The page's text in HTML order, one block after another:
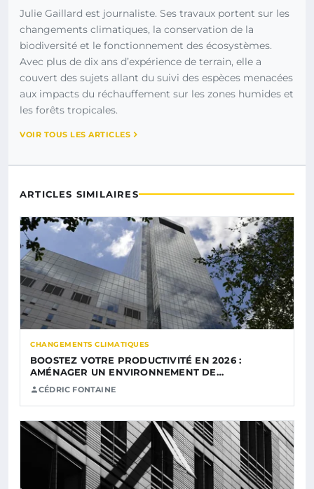
Julie Gaillard est journaliste. Ses travaux portent sur les
changements climatiques, la conservation de la
biodiversité et le fonctionnement des écosystèmes.
Avec plus de dix ans d’expérience de terrain, elle a
couvert des sujets allant du suivi des espèces menacées
aux impacts du réchauffement sur les zones humides et
les forêts tropicales.
VOIR TOUS LES ARTICLES
ARTICLES SIMILAIRES
CHANGEMENTS CLIMATIQUES
BOOSTEZ VOTRE PRODUCTIVITÉ EN 2026 :
AMÉNAGER UN ENVIRONNEMENT DE…
CÉDRIC FONTAINE